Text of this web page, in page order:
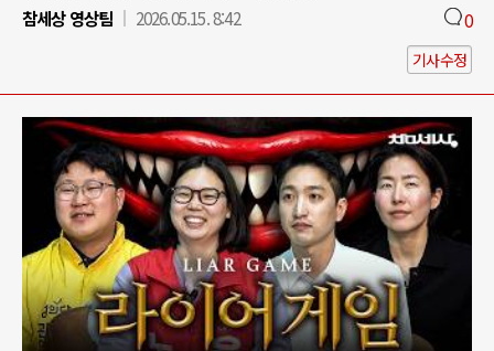
참세상 영상팀
2026.05.15. 8:42 0
기사수정